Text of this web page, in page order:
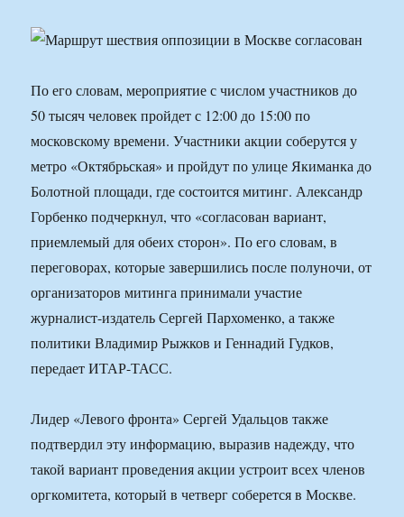
По его словам, мероприятие с числом участников до
50 тысяч человек пройдет с 12:00 до 15:00 по
московскому времени. Участники акции соберутся у
метро «Октябрьская» и пройдут по улице Якиманка до
Болотной площади, где состоится митинг. Александр
Горбенко подчеркнул, что «согласован вариант,
приемлемый для обеих сторон». По его словам, в
переговорах, которые завершились после полуночи, от
организаторов митинга принимали участие
журналист-издатель Сергей Пархоменко, а также
политики Владимир Рыжков и Геннадий Гудков,
передает ИТАР-ТАСС.
Лидер «Левого фронта» Сергей Удальцов также
подтвердил эту информацию, выразив надежду, что
такой вариант проведения акции устроит всех членов
оргкомитета, который в четверг соберется в Москве.